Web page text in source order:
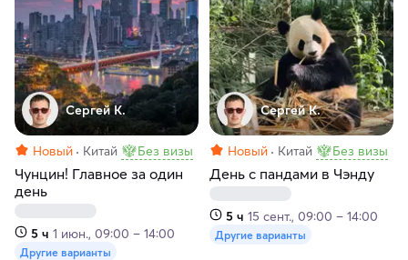
Сергей К.
Новый Китай Без визы
Чунцин! Главное за один
день
5 ч 1 июн., 09:00 – 14:00
Другие варианты
Сергей К.
Новый Китай Без визы
День с пандами в Чэнду
5 ч 15 сент., 09:00 – 14:00
Другие варианты